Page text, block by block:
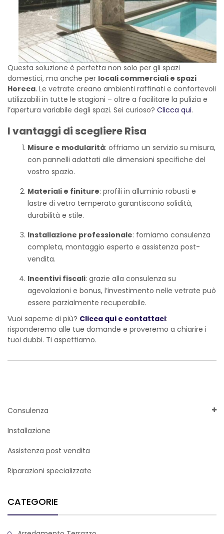
Questa soluzione è perfetta non solo per gli spazi
domestici, ma anche per locali commerciali e spazi
Horeca. Le vetrate creano ambienti raffinati e confortevoli
utilizzabili in tutte le stagioni – oltre a facilitare la pulizia e
l’apertura variabile degli spazi. Sei curioso? Clicca qui.
I vantaggi di scegliere Risa
Misure e modularità: offriamo un servizio su misura,
con pannelli adattati alle dimensioni specifiche del
vostro spazio.
Materiali e finiture: profili in alluminio robusti e
lastre di vetro temperato garantiscono solidità,
durabilità e stile.
Installazione professionale: forniamo consulenza
completa, montaggio esperto e assistenza post-
vendita.
Incentivi fiscali: grazie alla consulenza su
agevolazioni e bonus, l’investimento nelle vetrate può
essere parzialmente recuperabile.
Vuoi saperne di più? Clicca qui e contattaci:
risponderemo alle tue domande e proveremo a chiarire i
tuoi dubbi. Ti aspettiamo.
Consulenza
Installazione
Assistenza post vendita
Riparazioni specializzate
CATEGORIE